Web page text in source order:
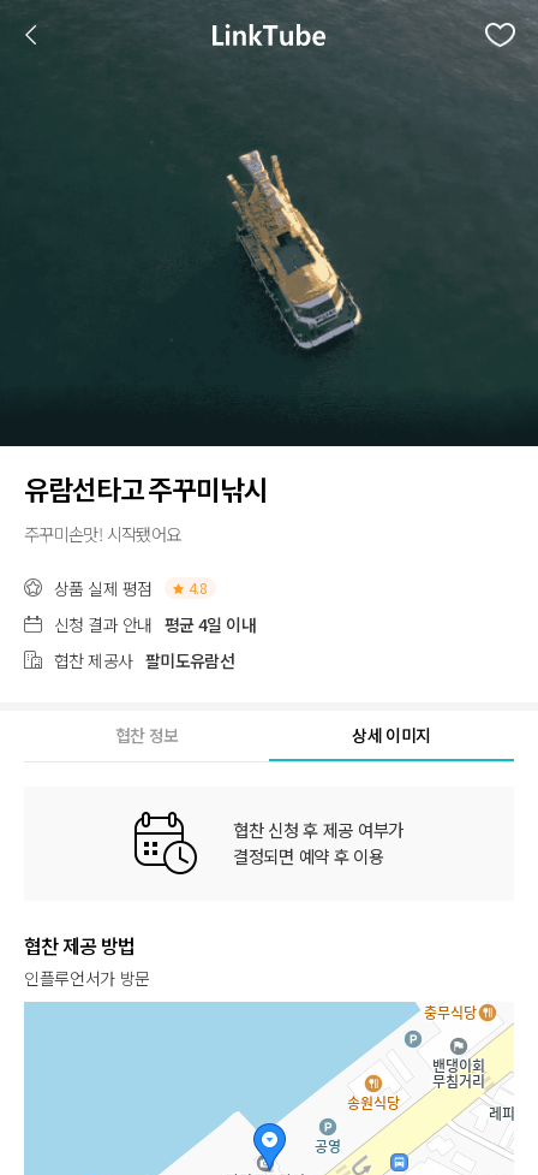
유람선타고 주꾸미낚시
주꾸미손맛! 시작됐어요
상품 실제 평점 4.8
신청 결과 안내 평균 4일 이내
협찬 제공사 팔미도유람선
협찬 정보 상세 이미지
협찬 신청 후 제공 여부가
결정되면 예약 후 이용
협찬 제공 방법
인플루언서가 방문